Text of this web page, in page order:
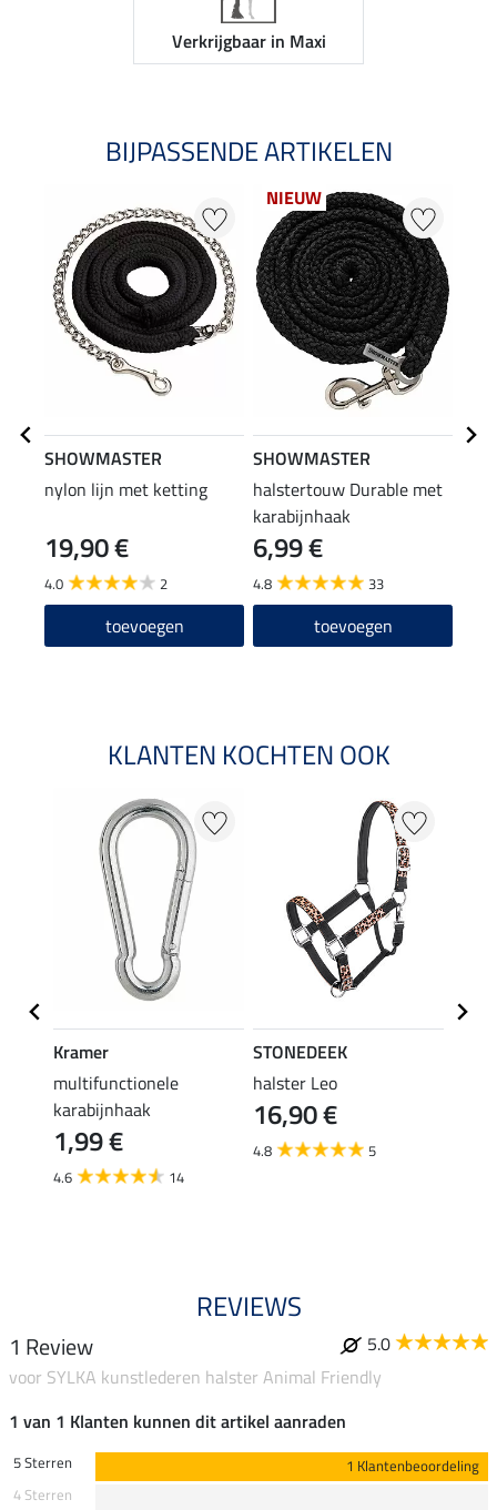
Verkrijgbaar in Maxi
BIJPASSENDE ARTIKELEN
SHOWMASTER
nylon lijn met ketting
19,90 €
4.0 2
toevoegen
NIEUW
SHOWMASTER
halstertouw Durable met
karabijnhaak
6,99 €
4.8 33
toevoegen
KLANTEN KOCHTEN OOK
Kramer
multifunctionele
karabijnhaak
1,99 €
4.6 14
STONEDEEK
halster Leo
16,90 €
4.8 5
REVIEWS
1 Review
5.0
voor SYLKA kunstlederen halster Animal Friendly
1 van 1 Klanten kunnen dit artikel aanraden
5 Sterren
1 Klantenbeoordeling
4 Sterren